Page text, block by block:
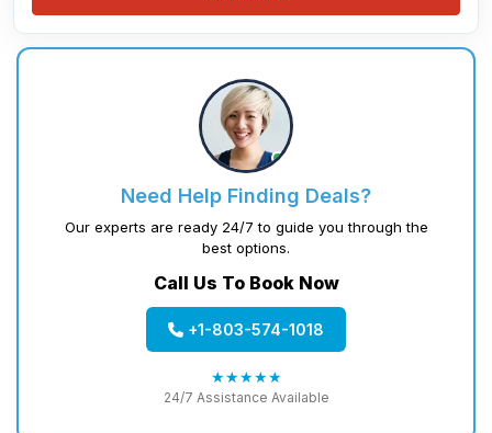
Need Help Finding Deals?
Our experts are ready 24/7 to guide you through the
best options.
Call Us To Book Now
+1-803-574-1018
★★★★★
24/7 Assistance Available